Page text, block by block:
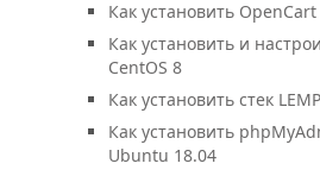
Как установить
Как установить и
CentOS 8
Как установить стек
Как установить
Ubuntu 18.04